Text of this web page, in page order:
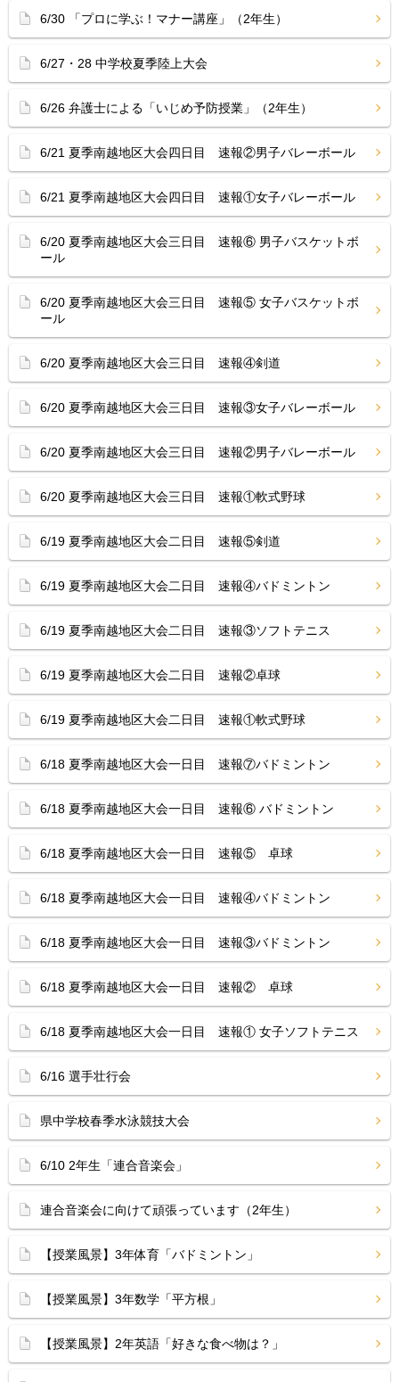
6/30 「プロに学ぶ！マナー講座」（2年生）
6/27・28 中学校夏季陸上大会
6/26 弁護士による「いじめ予防授業」（2年生）
6/21 夏季南越地区大会四日目 速報②男子バレーボール
6/21 夏季南越地区大会四日目 速報①女子バレーボール
6/20 夏季南越地区大会三日目 速報⑥ 男子バスケットボ
ール
6/20 夏季南越地区大会三日目 速報⑤ 女子バスケットボ
ール
6/20 夏季南越地区大会三日目 速報④剣道
6/20 夏季南越地区大会三日目 速報③女子バレーボール
6/20 夏季南越地区大会三日目 速報②男子バレーボール
6/20 夏季南越地区大会三日目 速報①軟式野球
6/19 夏季南越地区大会二日目 速報⑤剣道
6/19 夏季南越地区大会二日目 速報④バドミントン
6/19 夏季南越地区大会二日目 速報③ソフトテニス
6/19 夏季南越地区大会二日目 速報②卓球
6/19 夏季南越地区大会二日目 速報①軟式野球
6/18 夏季南越地区大会一日目 速報⑦バドミントン
6/18 夏季南越地区大会一日目 速報⑥ バドミントン
6/18 夏季南越地区大会一日目 速報⑤ 卓球
6/18 夏季南越地区大会一日目 速報④バドミントン
6/18 夏季南越地区大会一日目 速報③バドミントン
6/18 夏季南越地区大会一日目 速報② 卓球
6/18 夏季南越地区大会一日目 速報① 女子ソフトテニス
6/16 選手壮行会
県中学校春季水泳競技大会
6/10 2年生「連合音楽会」
連合音楽会に向けて頑張っています（2年生）
【授業風景】3年体育「バドミントン」
【授業風景】3年数学「平方根」
【授業風景】2年英語「好きな食べ物は？」